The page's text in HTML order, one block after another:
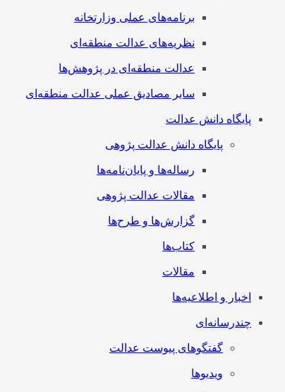
برنامه‌های عملی وزارتخانه
نظریه‌های عدالت منطقه‌ای
عدالت منطقه‌ای در پژوهش‌ها
سایر مصادیق عملی عدالت منطقه‌ای
پایگاه دانش عدالت
پایگاه دانش عدالت پژوهی
رساله‌ها و پایان‌نامه‌ها
مقالات عدالت پژوهی
گزارش‌ها و طرح‌ها
کتاب‌ها
مقالات
اخبار و اطلاعیه‌ها
چندرسانه‌ای
گفتگوهای پیوست عدالت
ویدیوها